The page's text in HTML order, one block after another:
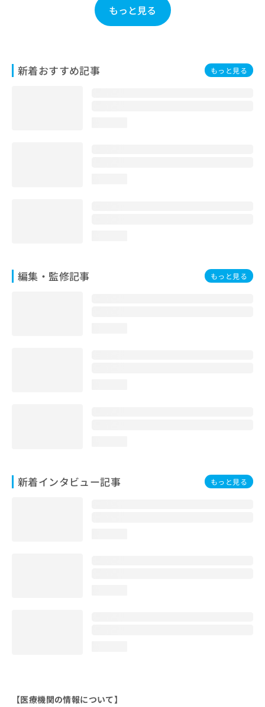
もっと見る
新着おすすめ記事 もっと見る
編集・監修記事 もっと見る
新着インタビュー記事 もっと見る
せ
は
【医療機関の情報について】